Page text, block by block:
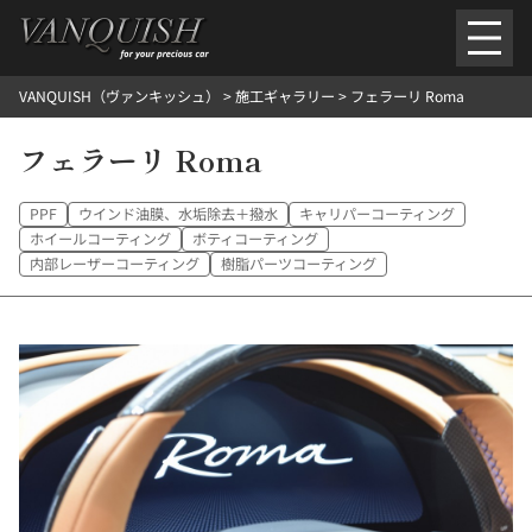
を
ごあいさつ 会社案内施工環境紹介所在地
外装のガラスコーティング施工料金ホイールコーティング施工料金
ヘッドライトクリーニング施工料金ルームクリーニング＆コーティング施工料金
樹脂・メッシュパーツコーティング施工料金
ウインド水染み除去 ＆ 撥水施工料金塩害 防錆対策
プロテクションフィルムこだわり洗車
施工ギャラリー
お客さまの声お問い合わせ施工のご予約
VANQUISH（ヴァンキッシュ） >施工ギャラリー > フェラーリ Roma
フェラーリ Roma
PPF ウインド油膜、水垢除去＋撥水
キャリパーコーティング
ホイールコーティング
ボティコーティング
内部レーザーコーティング
樹脂パーツコーティング